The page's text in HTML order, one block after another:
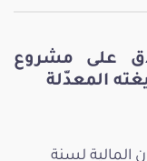
على مشروع
المالية لسنة